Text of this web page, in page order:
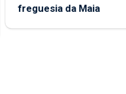
freguesia da Maia